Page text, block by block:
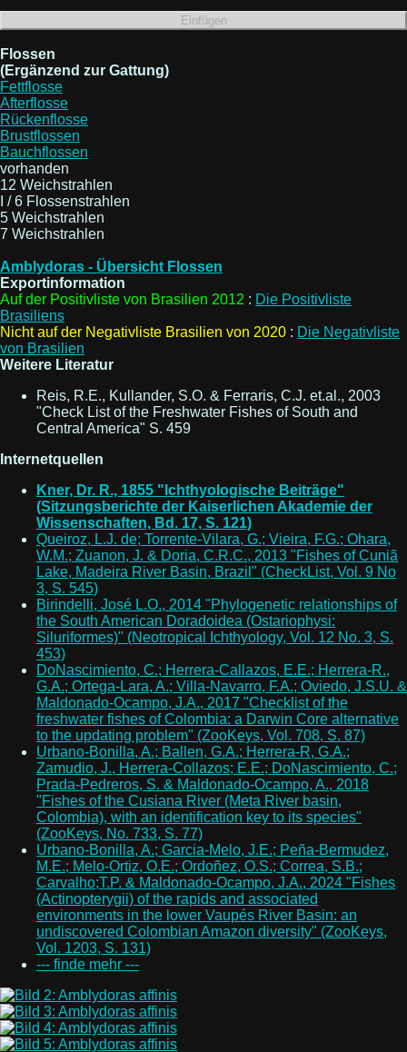
Flossen
(Ergänzend zur Gattung)
Fettflosse
Afterflosse
Rückenflosse
Brustflossen
Bauchflossen
vorhanden
12 Weichstrahlen
I / 6 Flossenstrahlen
5 Weichstrahlen
7 Weichstrahlen
Amblydoras - Übersicht Flossen
Exportinformation
Auf der Positivliste von Brasilien 2012 : Die Positivliste
Brasiliens
Nicht auf der Negativliste Brasilien von 2020 : Die Negativliste
von Brasilien
Weitere Literatur
Reis, R.E., Kullander, S.O. & Ferraris, C.J. et.al., 2003
"Check List of the Freshwater Fishes of South and
Central America" S. 459
Internetquellen
Kner, Dr. R., 1855 "Ichthyologische Beiträge"
(Sitzungsberichte der Kaiserlichen Akademie der
Wissenschaften, Bd. 17, S. 121)
Queiroz, L.J. de; Torrente-Vilara, G.; Vieira, F.G.; Ohara,
W.M.; Zuanon, J. & Doria, C.R.C., 2013 "Fishes of Cuniã
Lake, Madeira River Basin, Brazil" (CheckList, Vol. 9 No
3, S. 545)
Birindelli, José L.O., 2014 "Phylogenetic relationships of
the South American Doradoidea (Ostariophysi:
Siluriformes)" (Neotropical Ichthyology, Vol. 12 No. 3, S.
453)
DoNascimiento, C.; Herrera-Callazos, E.E.; Herrera-R.,
G.A.; Ortega-Lara, A.; Villa-Navarro, F.A.; Oviedo, J.S.U. &
Maldonado-Ocampo, J.A., 2017 "Checklist of the
freshwater fishes of Colombia: a Darwin Core alternative
to the updating problem" (ZooKeys, Vol. 708, S. 87)
Urbano-Bonilla, A.; Ballen, G.A.; Herrera-R, G.A.;
Zamudio, J., Herrera-Collazos; E.E.; DoNascimiento, C.;
Prada-Pedreros, S. & Maldonado-Ocampo, A., 2018
"Fishes of the Cusiana River (Meta River basin,
Colombia), with an identification key to its species"
(ZooKeys, No. 733, S. 77)
Urbano-Bonilla, A.; Garcia-Melo, J.E.; Peña-Bermudez,
M.E.; Melo-Ortiz, O.E.; Ordoñez, O.S.; Correa, S.B.;
Carvalho;T.P. & Maldonado-Ocampo, J.A., 2024 "Fishes
(Actinopterygii) of the rapids and associated
environments in the lower Vaupés River Basin: an
undiscovered Colombian Amazon diversity" (ZooKeys,
Vol. 1203, S. 131)
--- finde mehr ---